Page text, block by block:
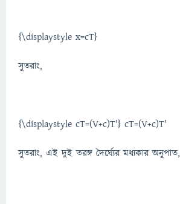
{\displaystyle x=cT}
সুতরাং,
{\displaystyle cT=(V+c)T'} cT=(V+c)T'
সুতরাং, এই দুই তরঙ্গ দৈর্ঘ্যের মধ্যকার অনুপাত,